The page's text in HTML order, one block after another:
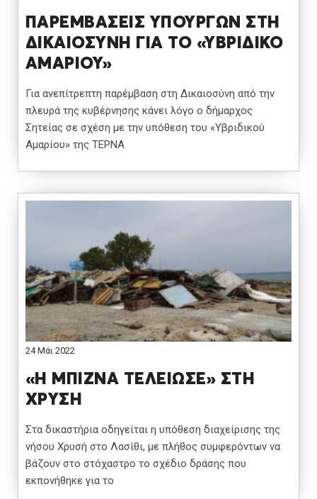
ΠΑΡΕΜΒΑΣΕΙΣ ΥΠΟΥΡΓΩΝ ΣΤΗ
ΔΙΚΑΙΟΣΥΝΗ ΓΙΑ ΤΟ «ΥΒΡΙΔΙΚΟ
ΑΜΑΡΙΟΥ»
Για ανεπίτρεπτη παρέμβαση στη Δικαιοσύνη από την
πλευρά της κυβέρνησης κάνει λόγο ο δήμαρχος
Σητείας σε σχέση με την υπόθεση του «Υβριδικού
Αμαρίου» της ΤΕΡΝΑ
24 Μάι 2022
«Η ΜΠΙΖΝΑ ΤΕΛΕΙΩΣΕ» ΣΤΗ
ΧΡΥΣΗ
Στα δικαστήρια οδηγείται η υπόθεση διαχείρισης της
νήσου Χρυσή στο Λασίθι, με πλήθος συμφερόντων να
βάζουν στο στόχαστρο το σχέδιο δράσης που
εκπονήθηκε για το